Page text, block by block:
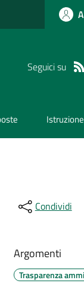
Seguici su
Istruzione
Condividi
Argomenti
Trasparenza